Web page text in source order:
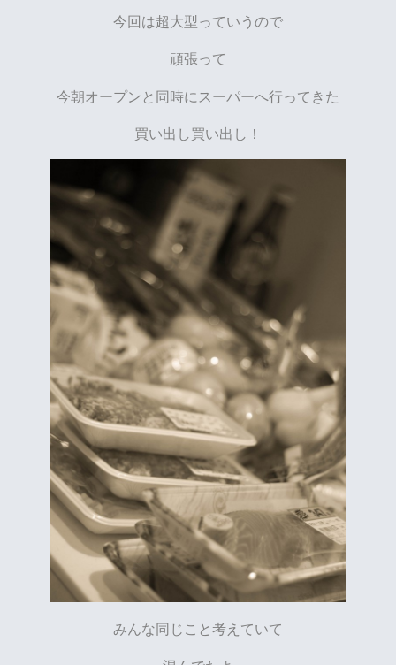
今回は超大型っていうので
頑張って
今朝オープンと同時にスーパーへ行ってきた
買い出し買い出し！
みんな同じこと考えていて